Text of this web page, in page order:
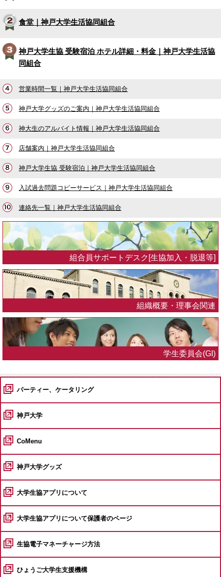
食堂｜神戸大学生活協同組合
神戸大学生協 受験宿泊 ホテル詳細・料金｜神戸大学生活協
同組合
営業時間一覧｜神戸大学生活協同組合
神戸大学グッズのご案内｜神戸大学生活協同組合
神大生のアルバイト情報｜神戸大学生活協同組合
店舗案内｜神戸大学生活協同組合
神戸大学生協 受験宿泊｜神戸大学生活協同組合
入試過去問題コピーサービス｜神戸大学生活協同組合
連絡先一覧｜神戸大学生活協同組合
組合員サポートデスク[生協加入・脱退等]
組織概要・理事会関連
学生委員会(GI)
パーティー、ケータリング
神戸大学
CoMenu
神戸大学グッズ
大学生協アプリについて
大学生協アプリについて保護者のページ
生協電子マネーチャージ方法
ひょうご大学生支援機構